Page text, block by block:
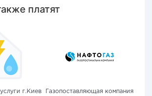
платят
г.Киев
Газопоставляющая компания